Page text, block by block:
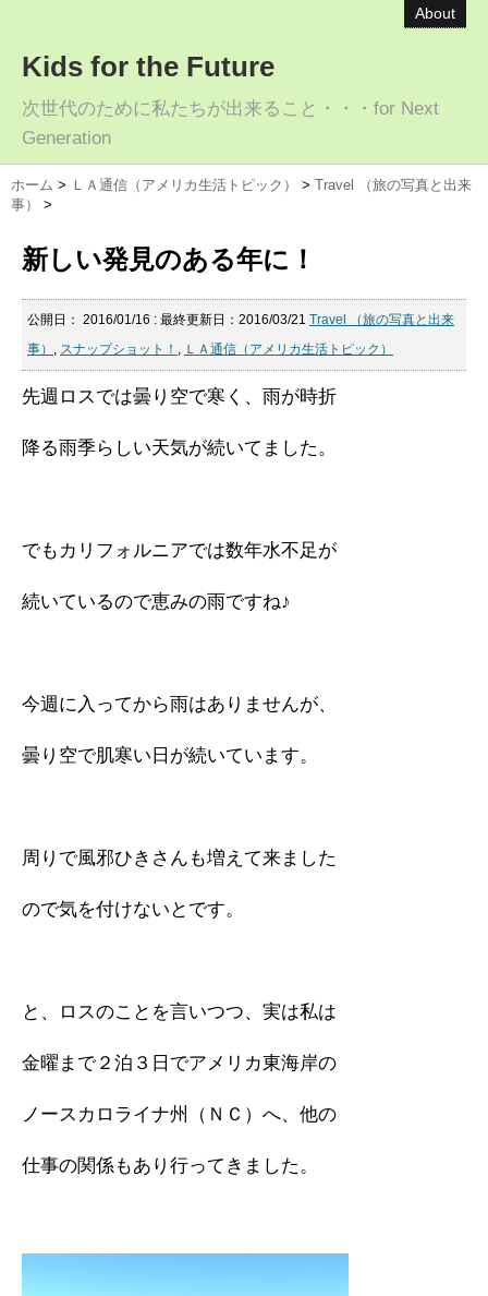
About
Kids for the Future
次世代のために私たちが出来ること・・・for Next
Generation
ホーム > ＬＡ通信（アメリカ生活トピック） > Travel （旅の写真と出来
事）
>
新しい発見のある年に！
公開日： 2016/01/16 : 最終更新日：2016/03/21 Travel （旅の写真と出来
事） , スナップショット！ , ＬＡ通信（アメリカ生活トピック）
先週ロスでは曇り空で寒く、雨が時折
降る雨季らしい天気が続いてました。
でもカリフォルニアでは数年水不足が
続いているので恵みの雨ですね♪
今週に入ってから雨はありませんが、
曇り空で肌寒い日が続いています。
周りで風邪ひきさんも増えて来ました
ので気を付けないとです。
と、ロスのことを言いつつ、実は私は
金曜まで２泊３日でアメリカ東海岸の
ノースカロライナ州（ＮＣ）へ、他の
仕事の関係もあり行ってきました。